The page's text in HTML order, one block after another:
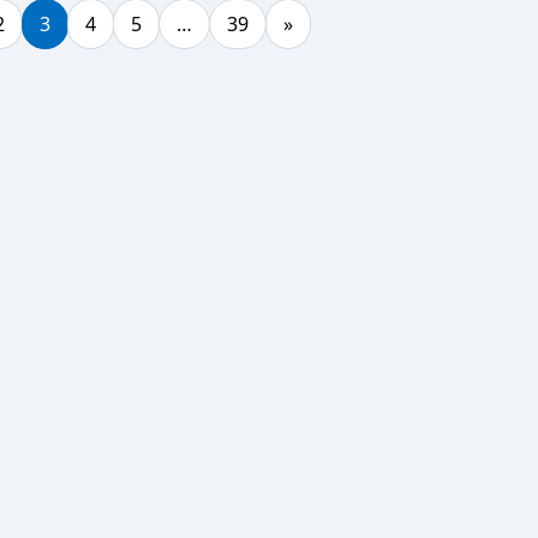
3 4 5 … 39 »